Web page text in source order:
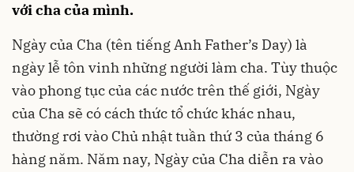
với cha của mình.
Ngày của Cha (tên tiếng Anh Father’s Day) là
ngày lễ tôn vinh những người làm cha. Tùy thuộc
vào phong tục của các nước trên thế giới, Ngày
của Cha sẽ có cách thức tổ chức khác nhau,
thường rơi vào Chủ nhật tuần thứ 3 của tháng 6
hàng năm. Năm nay, Ngày của Cha diễn ra vào